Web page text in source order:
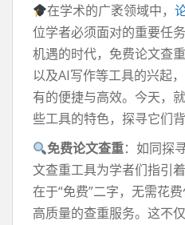
在学术的广袤领域中，
位学者必须面对的重要任
机遇的时代，免费论文查
以及AI写作等工具的兴起
有的便捷与高效。今天，
些工具的特色，探寻它们
免费论文查重：如同探
文查重工具为学者们指引
在于“免费”二字，无需花
高质量的查重服务。这不